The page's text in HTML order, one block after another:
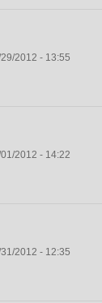
2012 - 13:55
2012 - 14:22
2012 - 12:35